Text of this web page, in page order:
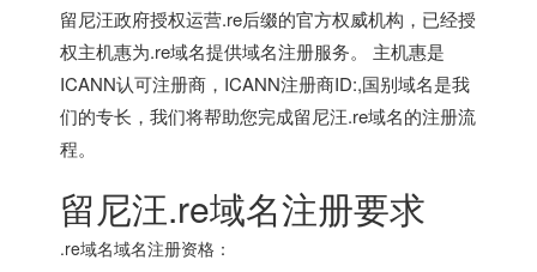
留尼汪政府授权运营.re后缀的官方权威机构，已经授
权主机惠为.re域名提供域名注册服务。 主机惠是
ICANN认可注册商，ICANN注册商ID:,国别域名是我
们的专长，我们将帮助您完成留尼汪.re域名的注册流
程。
留尼汪.re域名注册要求
.re域名域名注册资格：